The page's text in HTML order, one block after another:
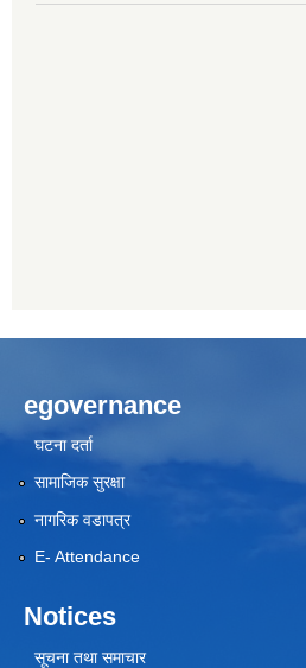
egovernance
घटना दर्ता
सामाजिक सुरक्षा
नागरिक वडापत्र
E- Attendance
Notices
सूचना तथा समाचार